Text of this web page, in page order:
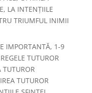
LA INTENȚIILE
TRIUMFUL INIMII
IMPORTANTĂ, 1-9
TUTUROR
TUTUROR